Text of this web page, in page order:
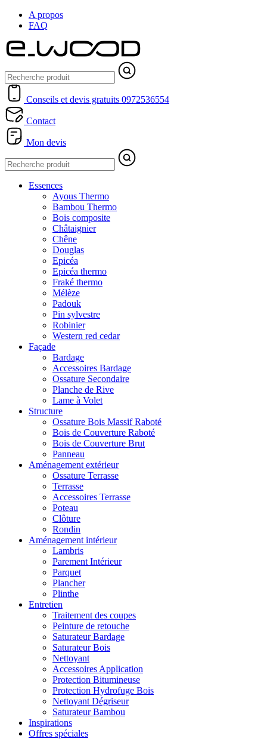
A propos
FAQ
Conseils et devis gratuits 0972536554
Contact
Mon devis
Essences
Ayous Thermo
Bambou Thermo
Bois composite
Châtaignier
Chêne
Douglas
Epicéa
Epicéa thermo
Fraké thermo
Mélèze
Padouk
Pin sylvestre
Robinier
Western red cedar
Façade
Bardage
Accessoires Bardage
Ossature Secondaire
Planche de Rive
Lame à Volet
Structure
Ossature Bois Massif Raboté
Bois de Couverture Raboté
Bois de Couverture Brut
Panneau
Aménagement extérieur
Ossature Terrasse
Terrasse
Accessoires Terrasse
Poteau
Clôture
Rondin
Aménagement intérieur
Lambris
Parement Intérieur
Parquet
Plancher
Plinthe
Entretien
Traitement des coupes
Peinture de retouche
Saturateur Bardage
Saturateur Bois
Nettoyant
Accessoires Application
Protection Bitumineuse
Protection Hydrofuge Bois
Nettoyant Dégriseur
Saturateur Bambou
Inspirations
Offres spéciales